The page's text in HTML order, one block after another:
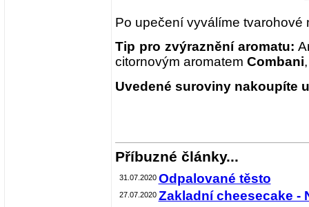
Po upečení vyválíme tvarohové
Tip pro zvýraznění aromatu:
citornovým aromatem Combani
Uvedené suroviny nakoupíte
Příbuzné články...
31.07.2020 Odpalované těsto
27.07.2020 Zakladní cheesecake -